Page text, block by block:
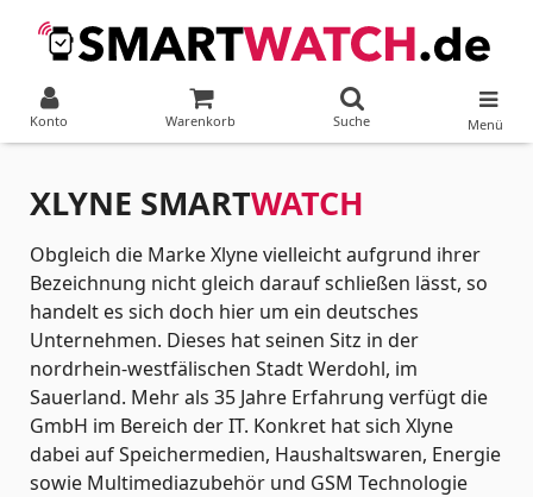
Konto Warenkorb Suche Menü
XLYNE SMARTWATCH
Obgleich die Marke Xlyne vielleicht aufgrund ihrer
Bezeichnung nicht gleich darauf schließen lässt, so
handelt es sich doch hier um ein deutsches
Unternehmen. Dieses hat seinen Sitz in der
nordrhein-westfälischen Stadt Werdohl, im
Sauerland. Mehr als 35 Jahre Erfahrung verfügt die
GmbH im Bereich der IT. Konkret hat sich Xlyne
dabei auf Speichermedien, Haushaltswaren, Energie
sowie Multimediazubehör und GSM Technologie